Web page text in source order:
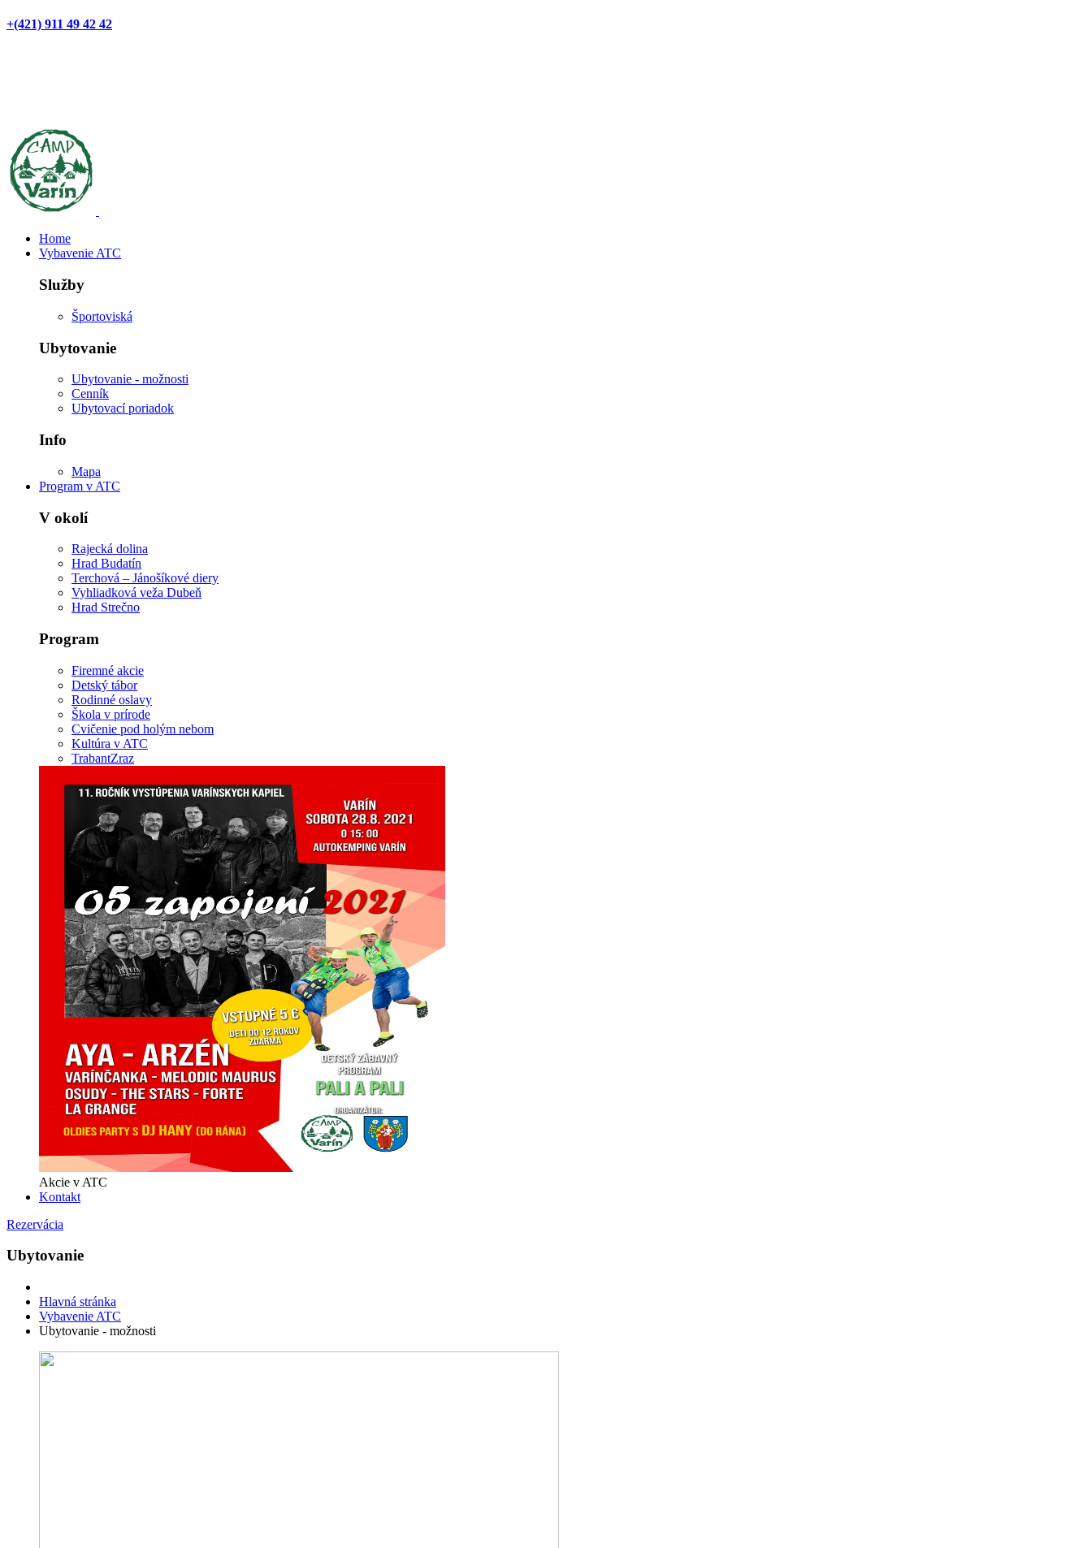
+(421) 911 49 42 42
Home
Vybavenie ATC
Služby
Športoviská
Ubytovanie
Ubytovanie - možnosti
Cenník
Ubytovací poriadok
Info
Mapa
Program v ATC
V okolí
Rajecká dolina
Hrad Budatín
Terchová – Jánošíkové diery
Vyhliadková veža Dubeň
Hrad Strečno
Program
Firemné akcie
Detský tábor
Rodinné oslavy
Škola v prírode
Cvičenie pod holým nebom
Kultúra v ATC
TrabantZraz
Akcie v ATC
Kontakt
Rezervácia
Ubytovanie
Hlavná stránka
Vybavenie ATC
Ubytovanie - možnosti